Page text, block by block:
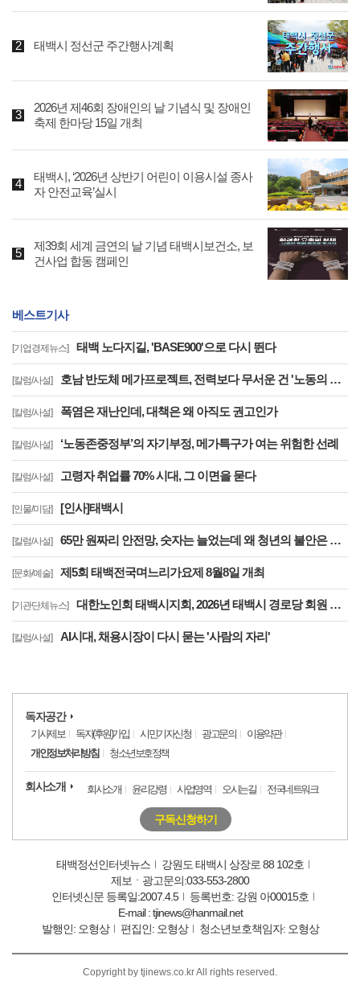
태백시 정선군 주간행사계획
2026년 제46회 장애인의 날 기념식 및 장애인
축제 한마당 15일 개최
태백시, ‘2026년 상반기 어린이 이용시설 종사
자 안전교육’실시
제39회 세계 금연의 날 기념 태백시보건소, 보
건사업 합동 캠페인
베스트기사
[기업경제뉴스] 태백 노다지길, 'BASE900'으로 다시 뛴다
[칼럼/사설] 호남 반도체 메가프로젝트, 전력보다 무서운 건 '노동의 실종'이다
[칼럼/사설] 폭염은 재난인데, 대책은 왜 아직도 권고인가
[칼럼/사설] ‘노동존중정부’의 자기부정, 메가특구가 여는 위험한 선례
[칼럼/사설] 고령자 취업률 70% 시대, 그 이면을 묻다
[인물/미담] [인사]태백시
[칼럼/사설] 65만 원짜리 안전망, 숫자는 늘었는데 왜 청년의 불안은 줄지 않는가
[문화/예술] 제5회 태백전국며느리가요제 8월8일 개최
[기관단체뉴스] 대한노인회 태백시지회, 2026년 태백시 경로당 회원 연찬회 개최
[칼럼/사설] AI시대, 채용시장이 다시 묻는 '사람의 자리'
독자공간
기사제보 독자(후원)가입 시민기자신청 광고문의
이용약관
개인정보처리방침
청소년보호정책
회사소개 회사소개 윤리강령 사업영역 오시는길 전국네트워크
구독신청하기
태백정선인터넷뉴스
강원도 태백시 상장로 88 102호
제보ㆍ광고문의:033-553-2800
인터넷신문 등록일:2007.4.5
등록번호: 강원 아00015호
E-mail : tjinews@hanmail.net
발행인: 오형상
편집인: 오형상 청소년보호책임자: 오형상
Copyright by tjinews.co.kr All rights reserved.